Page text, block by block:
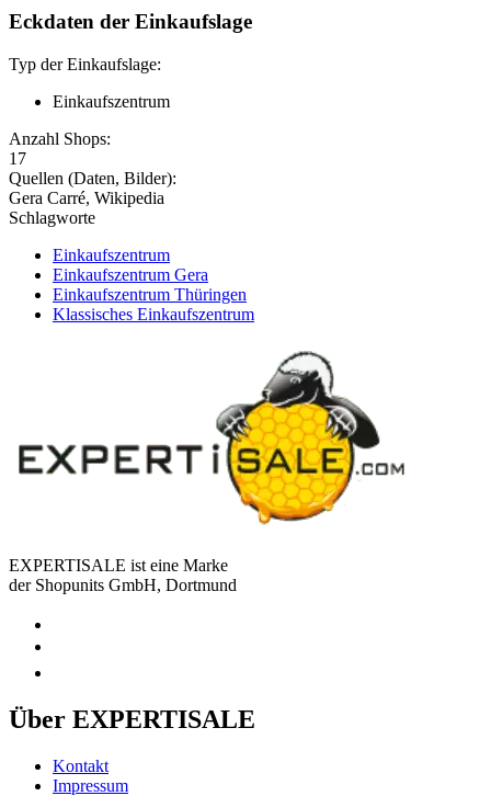
Eckdaten der Einkaufslage
Typ der Einkaufslage:
Einkaufszentrum
Anzahl Shops:
17
Quellen (Daten, Bilder):
Gera Carré, Wikipedia
Schlagworte
Einkaufszentrum
Einkaufszentrum Gera
Einkaufszentrum Thüringen
Klassisches Einkaufszentrum
EXPERTISALE ist eine Marke
der Shopunits GmbH, Dortmund
Über EXPERTISALE
Kontakt
Impressum